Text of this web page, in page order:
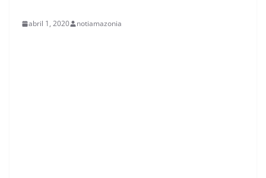
abril 1, 2020 notiamazonia